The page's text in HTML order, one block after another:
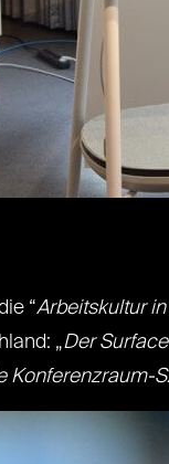
“Arbeitskultur
„Der
Konferenzraum-